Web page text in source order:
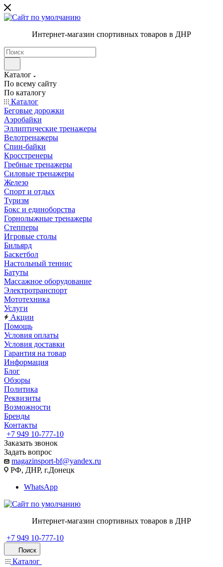
Интернет-магазин спортивных товаров в ДНР
Каталог
По всему сайту
По каталогу
Каталог
Беговые дорожки
Аэробайки
Эллиптические тренажеры
Велотренажеры
Спин-байки
Кросстренеры
Гребные тренажеры
Силовые тренажеры
Железо
Спорт и отдых
Туризм
Бокс и единоборства
Горнолыжные тренажеры
Степперы
Игровые столы
Бильярд
Баскетбол
Настольный теннис
Батуты
Массажное оборудование
Электротранспорт
Мототехника
Услуги
Акции
Помощь
Условия оплаты
Условия доставки
Гарантия на товар
Информация
Блог
Обзоры
Политика
Реквизиты
Возможности
Бренды
Контакты
+7 949 10-777-10
Заказать звонок
Задать вопрос
magazinsport-bf@yandex.ru
РФ, ДНР, г.Донецк
WhatsApp
Интернет-магазин спортивных товаров в ДНР
+7 949 10-777-10
Поиск
Каталог